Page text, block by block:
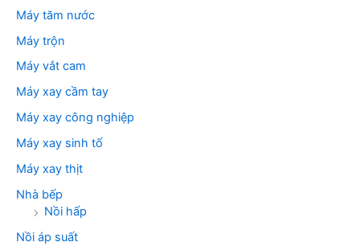
Máy tăm nước
Máy trộn
Máy vắt cam
Máy xay cầm tay
Máy xay công nghiệp
Máy xay sinh tố
Máy xay thịt
Nhà bếp
Nồi hấp
Nồi áp suất